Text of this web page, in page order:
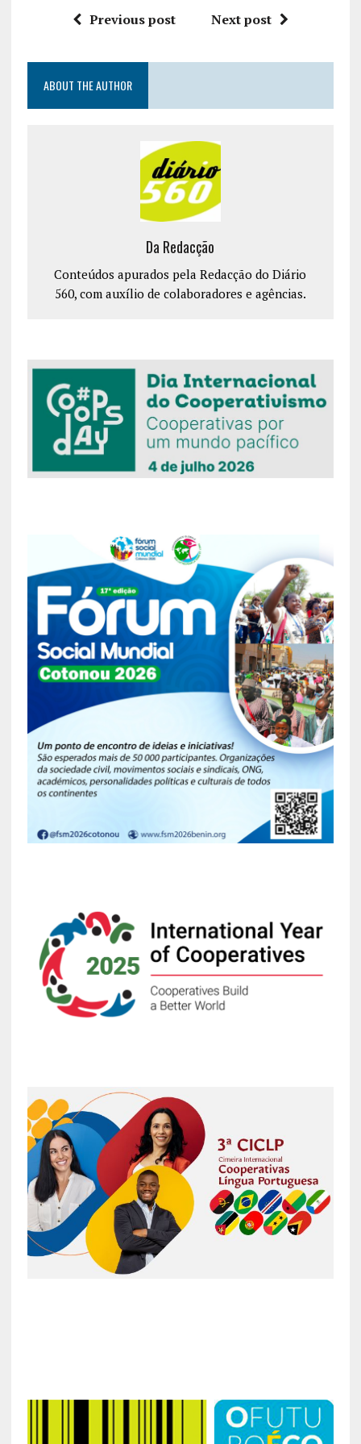
Previous post Next post
ABOUT THE AUTHOR
Da Redacção
Conteúdos apurados pela Redacção do Diário
560, com auxílio de colaboradores e agências.